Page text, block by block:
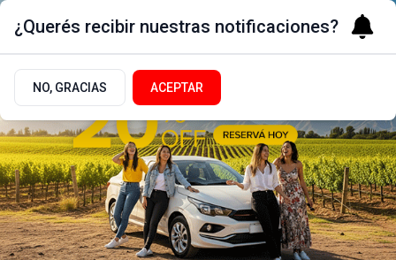
¿Querés recibir nuestras notificaciones?
NO, GRACIAS ACEPTAR